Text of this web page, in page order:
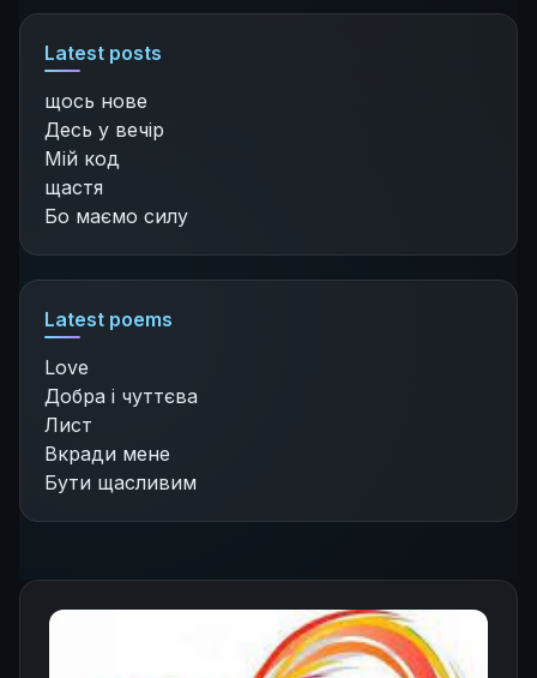
Latest posts
щось нове
Десь у вечір
Мій код
щастя
Бо маємо силу
Latest poems
Love
Добра і чуттєва
Лист
Вкради мене
Бути щасливим